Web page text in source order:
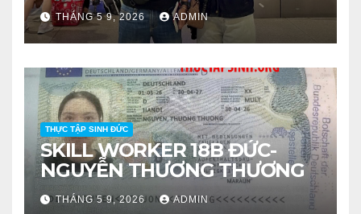
THÁNG 5 9, 2026 ADMIN
THỰC TẬP SINH ĐỨC
SKILL WORKER 18B ĐỨC-
NGUYỄN THƯƠNG THƯƠNG
THÁNG 5 9, 2026 ADMIN